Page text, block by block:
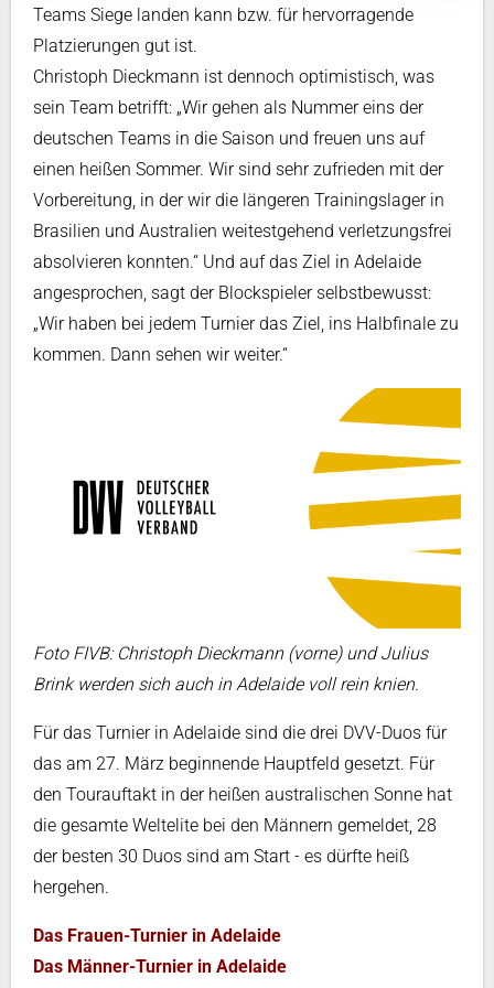
Teams Siege landen kann bzw. für hervorragende
Platzierungen gut ist.
Christoph Dieckmann ist dennoch optimistisch, was
sein Team betrifft: „Wir gehen als Nummer eins der
deutschen Teams in die Saison und freuen uns auf
einen heißen Sommer. Wir sind sehr zufrieden mit der
Vorbereitung, in der wir die längeren Trainingslager in
Brasilien und Australien weitestgehend verletzungsfrei
absolvieren konnten.“ Und auf das Ziel in Adelaide
angesprochen, sagt der Blockspieler selbstbewusst:
„Wir haben bei jedem Turnier das Ziel, ins Halbfinale zu
kommen. Dann sehen wir weiter.“
Foto FIVB: Christoph Dieckmann (vorne) und Julius
Brink werden sich auch in Adelaide voll rein knien.
Für das Turnier in Adelaide sind die drei DVV-Duos für
das am 27. März beginnende Hauptfeld gesetzt. Für
den Tourauftakt in der heißen australischen Sonne hat
die gesamte Weltelite bei den Männern gemeldet, 28
der besten 30 Duos sind am Start - es dürfte heiß
hergehen.
Das Frauen-Turnier in Adelaide
Das Männer-Turnier in Adelaide